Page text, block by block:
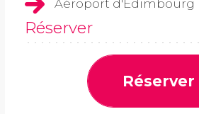
Aéroport d'Edimbourg
Réserver
Réserver